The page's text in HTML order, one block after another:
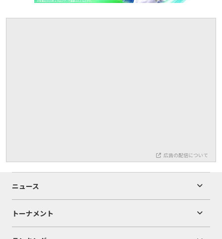
広告の配信について
ニュース
トーナメント